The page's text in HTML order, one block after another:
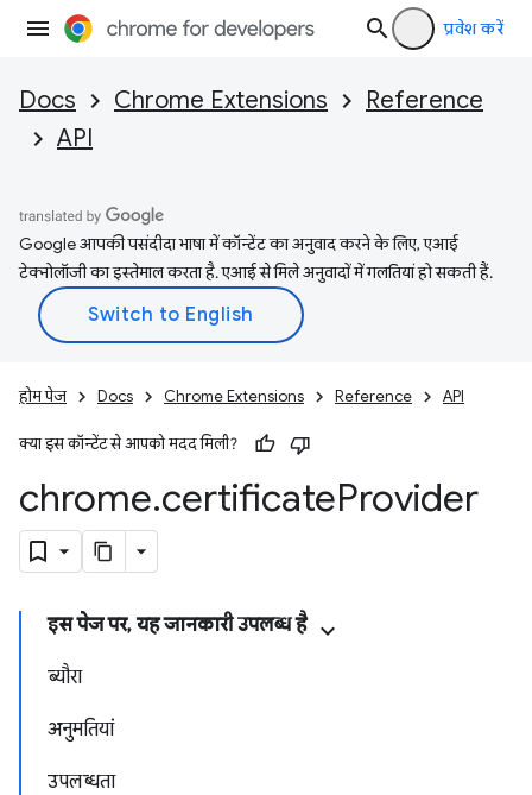
प्रवेश करें
Docs Chrome Extensions
Reference
API
Google आपकी पसंदीदा भाषा में कॉन्टेंट का अनुवाद करने के लिए, एआई
टेक्नोलॉजी का इस्तेमाल करता है. एआई से मिले अनुवादों में गलतियां हो सकती हैं.
होम पेज Docs Chrome Extensions Reference API
क्या इस कॉन्टेंट से आपको मदद मिली?
chrome.certificateProvider
इस पेज पर, यह जानकारी उपलब्ध है
ब्यौरा
अनुमतियां
उपलब्धता